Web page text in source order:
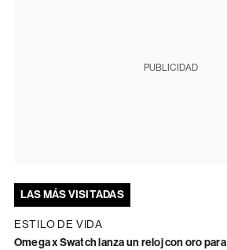
PUBLICIDAD
LAS MÁS VISITADAS
ESTILO DE VIDA
Omega x Swatch lanza un reloj con oro para